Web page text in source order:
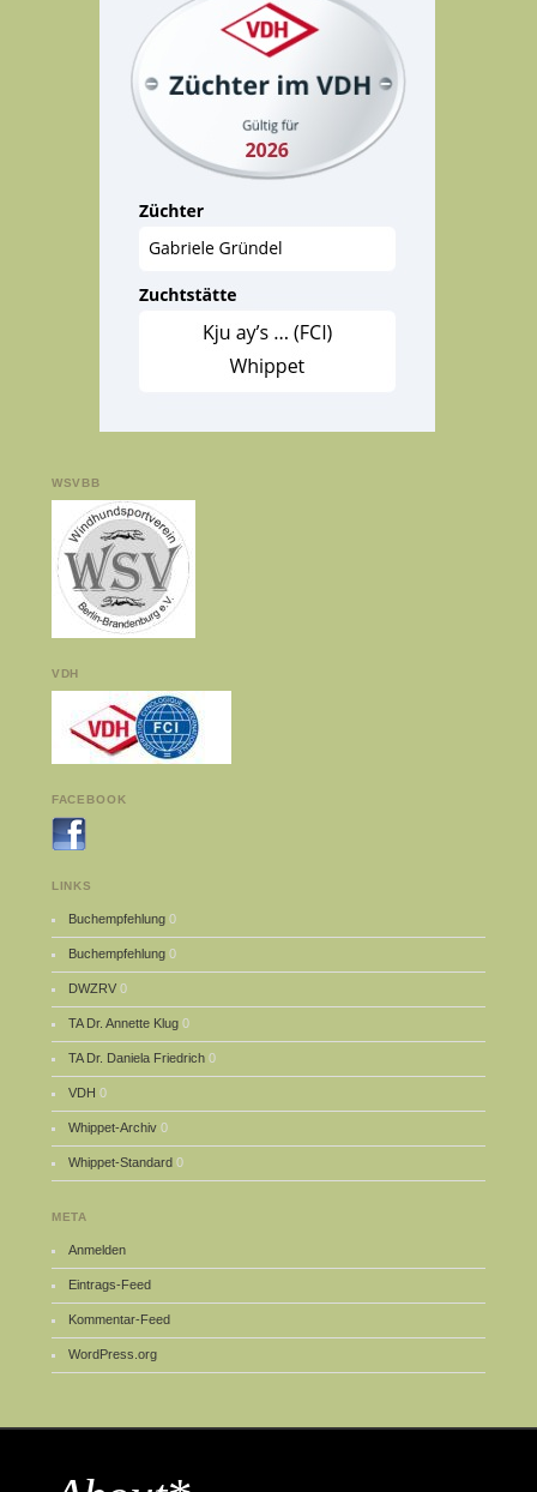
WSVBB
VDH
FACEBOOK
LINKS
Buchempfehlung 0
Buchempfehlung 0
DWZRV 0
TA Dr. Annette Klug 0
TA Dr. Daniela Friedrich 0
VDH 0
Whippet-Archiv 0
Whippet-Standard 0
META
Anmelden
Eintrags-Feed
Kommentar-Feed
WordPress.org